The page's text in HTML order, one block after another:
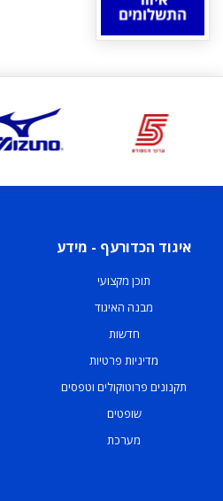
איגוד הכדורעף - מידע
תוכן מקצועי
מבנה האיגוד
חדשות
מדיניות פרטיות
תקנונים פרוטוקולים וטפסים
שופטים
מערכת